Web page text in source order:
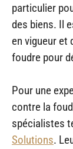
particulier
des biens. Il
en vigueur et
foudre pour
Pour une
contre la
spécialistes
Solutions.